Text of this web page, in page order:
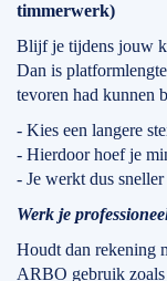
timmerwerk)
Blijf je tijdens jouw
Dan is
tevoren had kunnen
- Kies een langere
- Hierdoor hoef je
- Je werkt dus
Werk je
Houdt dan rekening
ARBO gebruik zoals